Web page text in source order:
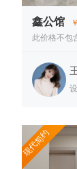
鑫公馆 ￥
此价格不包
现代简约